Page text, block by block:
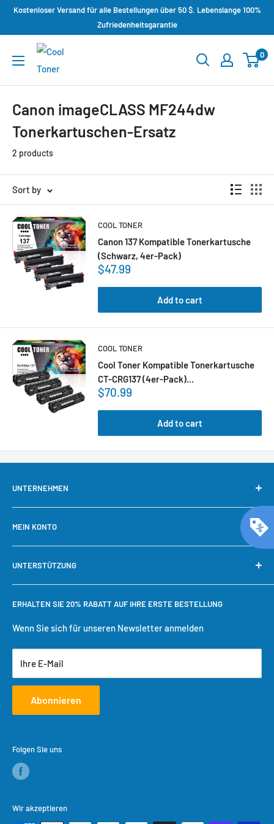
Kostenloser Versand für alle Bestellungen über 50 $. Lebenslange 100%
Zufriedenheitsgarantie
0
Canon imageCLASS MF244dw
Tonerkartuschen-Ersatz
2 products
Sort by
COOL TONER
Canon 137 Kompatible Tonerkartusche
(Schwarz, 4er-Pack)
$47.99
Add to cart
COOL TONER
Cool Toner Kompatible Tonerkartusche
CT-CRG137 (4er-Pack)...
$70.99
Add to cart
UNTERNEHMEN
Über uns
Kontaktieren Sie uns
Unsere Garantie
Warum bei Cool Toner kaufen?
MEIN KONTO
Mein Konto
Schnelle Nachbestellung
Bestellung verfolgen
Einkaufswagen
Benutzerkonto erstellen
UNTERSTÜTZUNG
Benötigen Sie Hilfe?
Versandbedingungen
Rückgaberecht
Servicebedingungen
ERHALTEN SIE 20% RABATT AUF IHRE ERSTE BESTELLUNG
Wenn Sie sich für unseren Newsletter anmelden
Ihre E-Mail
Abonnieren
Folgen Sie uns
Wir akzeptieren